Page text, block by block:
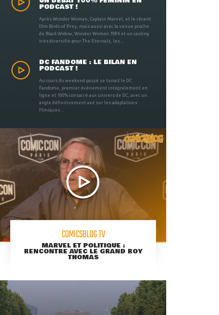
PODCAST !
Après Wonder Woman, Captain Marvel, et le récent
film Birds of Prey, mais aussi avec la venue proche
de Black Widow, Wonder Woman 1984 et un casting
très diversifié pour The Eternals, les ...
DC FANDOME : LE BILAN EN
PODCAST !
Au cours du weekend passé se tenait le DC
Fandome, premier évènement intégralement en
ligne et 100% consacré aux univers de DC, avec un
angle définitivement axé sur les adaptations
filmiques ...
COMICSBLOG TV
MARVEL ET POLITIQUE :
RENCONTRE AVEC LE GRAND ROY
THOMAS